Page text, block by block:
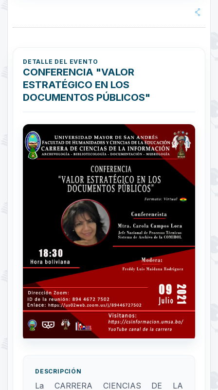
DETALLE DEL EVENTO
CONFERENCIA "VALOR
ESTRATÉGICO EN LOS
DOCUMENTOS PÚBLICOS"
DESCRIPCIÓN
La CARRERA CIENCIAS DE LA